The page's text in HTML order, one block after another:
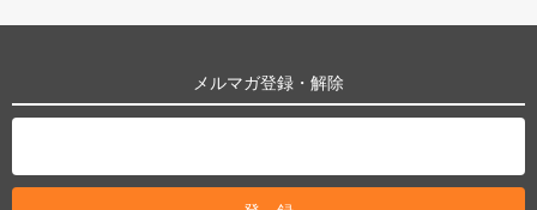
メルマガ登録・解除